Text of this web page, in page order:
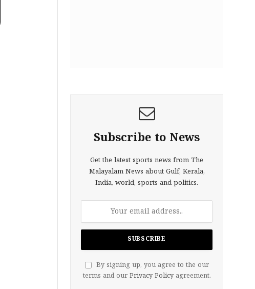
Subscribe to News
Get the latest sports news from The
Malayalam News about Gulf, Kerala,
India, world, sports and politics.
By signing up, you agree to the our
terms and our Privacy Policyagreement.